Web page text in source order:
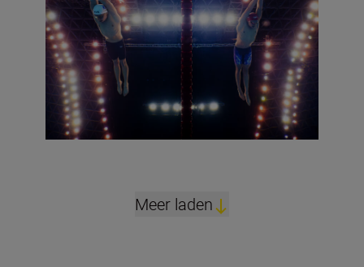
Meer laden